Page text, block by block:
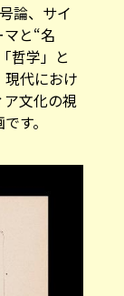
論、サイ
と“名
哲学」と
代におけ
文化の視
す。